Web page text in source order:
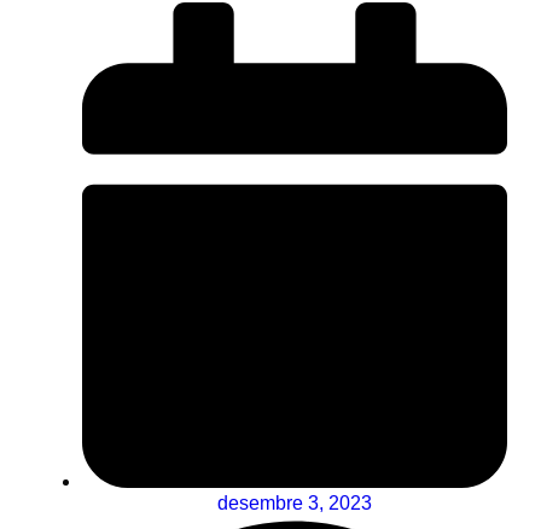
desembre 3, 2023